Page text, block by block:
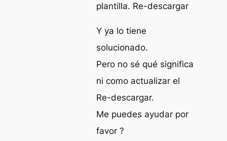
plantilla. Re-descargar
Y ya lo tiene
solucionado.
Pero no sé qué significa
ni como actualizar el
Re-descargar.
Me puedes ayudar por
favor ?